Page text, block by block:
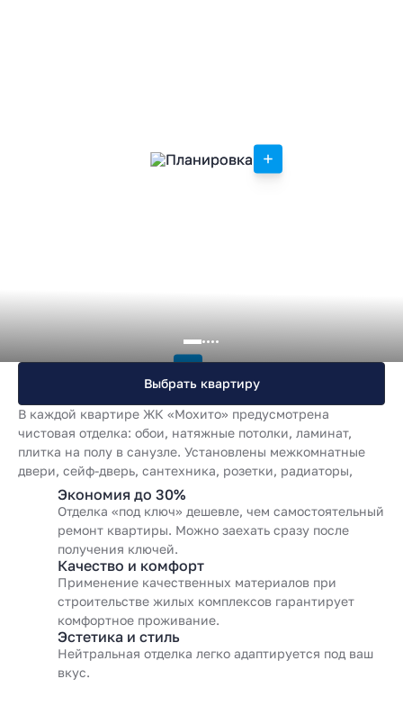
В каждой квартире ЖК «Мохито» предусмотрена
чистовая отделка: обои, натяжные потолки, ламинат,
плитка на полу в санузле. Установлены межкомнатные
двери, сейф-дверь, сантехника, розетки, радиаторы,
стеклопакеты, телеметрические счётчики.
Экономия до 30%
Отделка «под ключ» дешевле, чем самостоятельный
ремонт квартиры. Можно заехать сразу после
получения ключей.
Качество и комфорт
Применение качественных материалов при
строительстве жилых комплексов гарантирует
комфортное проживание.
Эстетика и стиль
Нейтральная отделка легко адаптируется под ваш
вкус.
Выбрать квартиру